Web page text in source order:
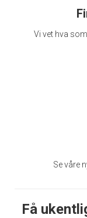
Vi vet hva
Se våre
Få